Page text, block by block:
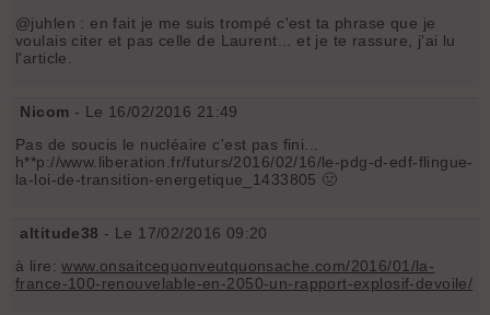
@juhlen : en fait je me suis trompé c'est ta phrase que je
voulais citer et pas celle de Laurent... et je te rassure, j'ai lu
l'article.
Nicom - Le 16/02/2016 21:49
Pas de soucis le nucléaire c'est pas fini...
h**p://www.liberation.fr/futurs/2016/02/16/le-pdg-d-edf-flingue-
la-loi-de-transition-energetique_1433805 🤢
altitude38 - Le 17/02/2016 09:20
à lire:www.onsaitcequonveutquonsache.com/2016/01/la-
france-100-renouvelable-en-2050-un-rapport-explosif-devoile/